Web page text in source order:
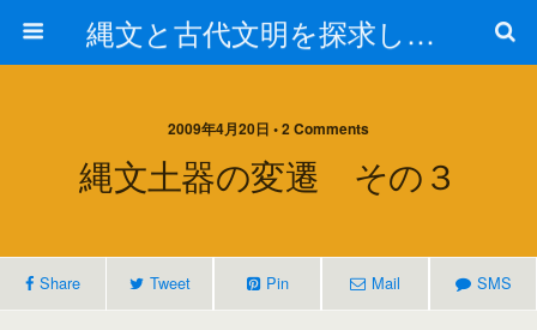
縄文と古代文明を探求しよう！
2009年4月20日 • 2 Comments
縄文土器の変遷 その３
Share Tweet Pin Mail SMS